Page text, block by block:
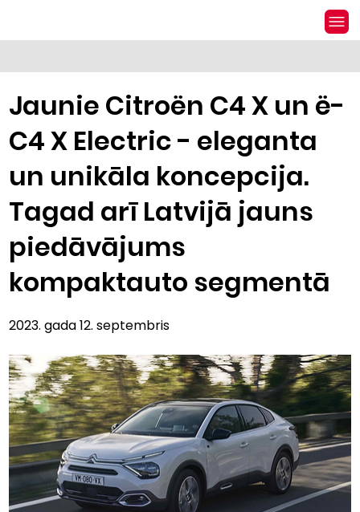
Jaunie Citroën C4 X un ë-
C4 X Electric - eleganta
un unikāla koncepcija.
Tagad arī Latvijā jauns
piedāvājums
kompaktauto segmentā
2023. gada 12. septembris